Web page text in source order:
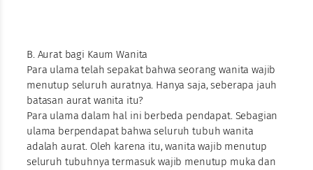
B. Aurat bagi Kaum Wanita
Para ulama telah sepakat bahwa seorang wanita wajib
menutup seluruh auratnya. Hanya saja, seberapa jauh
batasan aurat wanita itu?
Para ulama dalam hal ini berbeda pendapat. Sebagian
ulama berpendapat bahwa seluruh tubuh wanita
adalah aurat. Oleh karena itu, wanita wajib menutup
seluruh tubuhnya termasuk wajib menutup muka dan